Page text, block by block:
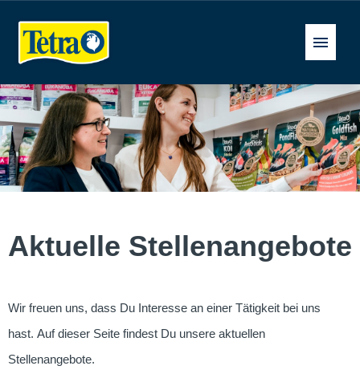
Deutsch
Stellenangebote
Aktuelle Stellenangebote
Wir freuen uns, dass Du Interesse an einer Tätigkeit bei uns
hast. Auf dieser Seite findest Du unsere aktuellen
Stellenangebote.